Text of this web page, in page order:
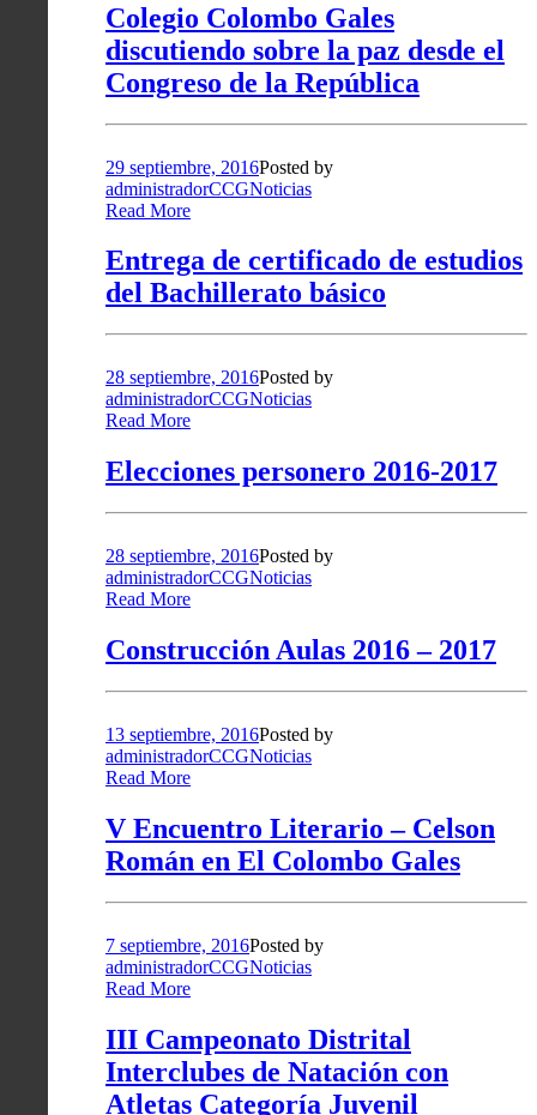
Colegio Colombo Gales
discutiendo sobre la paz desde el
Congreso de la República
29 septiembre, 2016Posted by
administradorCCGNoticias
Read More
Entrega de certificado de estudios
del Bachillerato básico
28 septiembre, 2016Posted by
administradorCCGNoticias
Read More
Elecciones personero 2016-2017
28 septiembre, 2016Posted by
administradorCCGNoticias
Read More
Construcción Aulas 2016 – 2017
13 septiembre, 2016Posted by
administradorCCGNoticias
Read More
V Encuentro Literario – Celson
Román en El Colombo Gales
7 septiembre, 2016Posted by
administradorCCGNoticias
Read More
III Campeonato Distrital
Interclubes de Natación con
Atletas Categoría Juvenil